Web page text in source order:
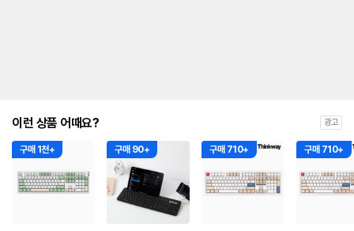
이런 상품 어때요? 광고
구매 1천+ 구매 90+ 구매 710+ 구매 710+